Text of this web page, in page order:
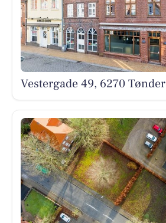
Vestergade 49, 6270 Tønder